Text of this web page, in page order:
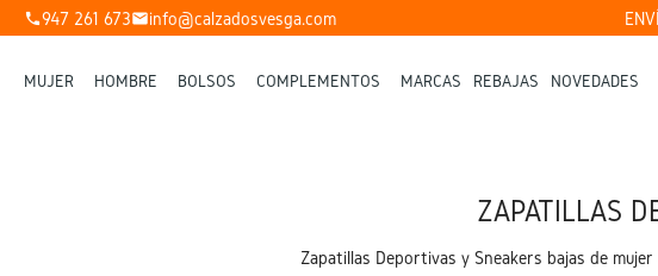
phone947 261 673mailinfo@calzadosvesga.com
MUJER HOMBRE BOLSOS COMPLEMENTOS MARCAS REBAJAS NOVEDADES
ZAPATILLAS
Zapatillas Deportivas y Sneakers bajas de